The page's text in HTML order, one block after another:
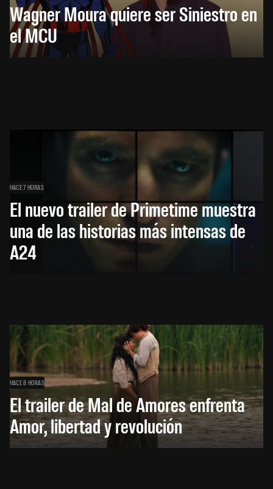
Wagner Moura quiere ser Siniestro en
el MCU
HACE 7 HORAS
El nuevo trailer de Primetime muestra
una de las historias más intensas de
A24
HACE 8 HORAS
El trailer de Mal de Amores enfrenta
Amor, libertad y revolución